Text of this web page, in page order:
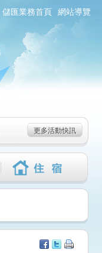
儲匯業務首頁 網站導覽
更多活動快訊